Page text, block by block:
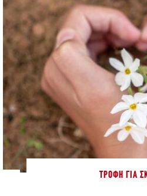
ΤΡΟΦΉ ΓΙΑ